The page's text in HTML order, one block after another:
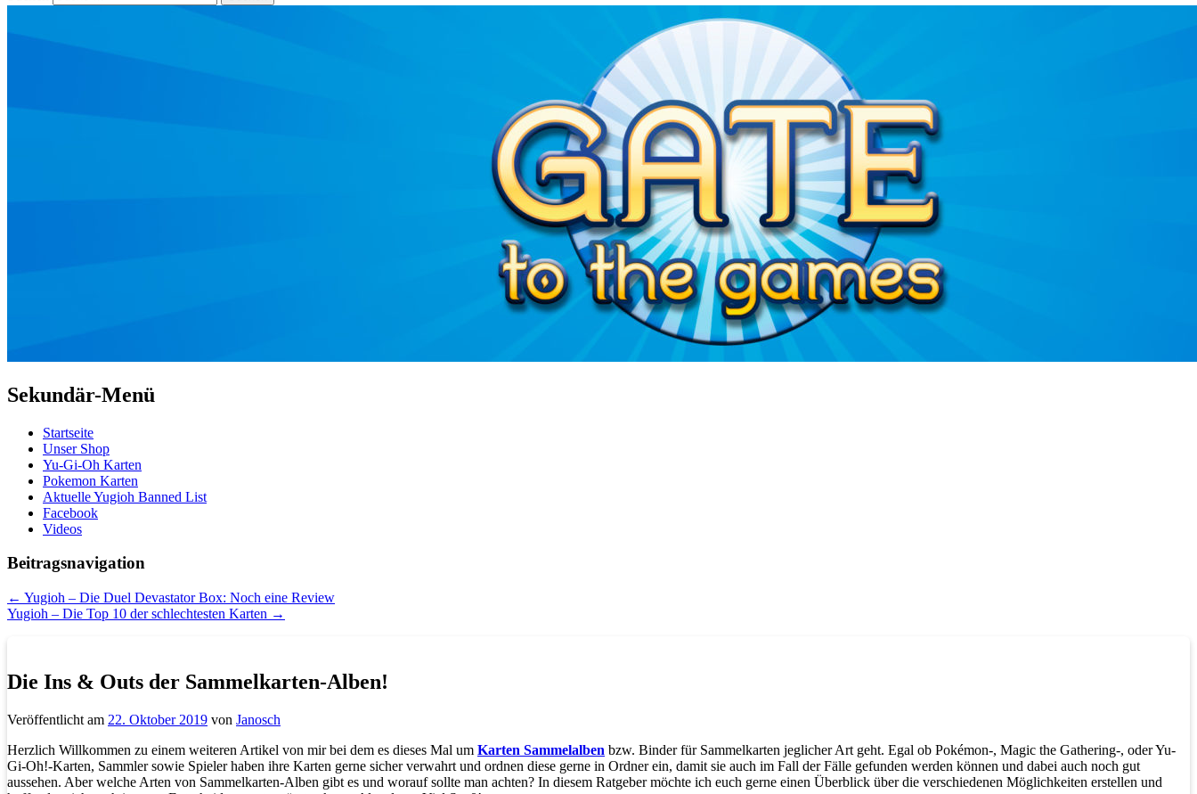
Sekundär-Menü
Startseite
Unser Shop
Yu-Gi-Oh Karten
Pokemon Karten
Aktuelle Yugioh Banned List
Facebook
Videos
Beitragsnavigation
← Yugioh – Die Duel Devastator Box: Noch eine Review
Yugioh – Die Top 10 der schlechtesten Karten →
Die Ins & Outs der Sammelkarten-Alben!
Veröffentlicht am 22. Oktober 2019 von Janosch
Herzlich Willkommen zu einem weiteren Artikel von mir bei dem es dieses Mal um Karten Sammelalben bzw. Binder für Sammelkarten jeglicher Art geht. Egal ob Pokémon-, Magic the Gathering-, oder Yu-
Gi-Oh!-Karten, Sammler sowie Spieler haben ihre Karten gerne sicher verwahrt und ordnen diese gerne in Ordner ein, damit sie auch im Fall der Fälle gefunden werden können und dabei auch noch gut
aussehen. Aber welche Arten von Sammelkarten-Alben gibt es und worauf sollte man achten? In diesem Ratgeber möchte ich euch gerne einen Überblick über die verschiedenen Möglichkeiten erstellen und